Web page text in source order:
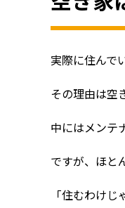
実際に住んで
その理由は空
中にはメンテ
ですが、ほと
「住むわけ